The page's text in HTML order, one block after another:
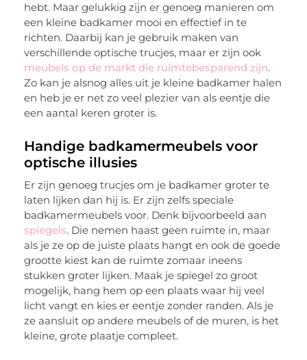
hebt. Maar gelukkig zijn er genoeg manieren om
een kleine badkamer mooi en effectief in te
richten. Daarbij kan je gebruik maken van
verschillende optische trucjes, maar er zijn ook
meubels op de markt die ruimtebesparend zijn.
Zo kan je alsnog alles uit je kleine badkamer halen
en heb je er net zo veel plezier van als eentje die
een aantal keren groter is.
Handige badkamermeubels voor
optische illusies
Er zijn genoeg trucjes om je badkamer groter te
laten lijken dan hij is. Er zijn zelfs speciale
badkamermeubels voor. Denk bijvoorbeeld aan
spiegels. Die nemen haast geen ruimte in, maar
als je ze op de juiste plaats hangt en ook de goede
grootte kiest kan de ruimte zomaar ineens
stukken groter lijken. Maak je spiegel zo groot
mogelijk, hang hem op een plaats waar hij veel
licht vangt en kies er eentje zonder randen. Als je
ze aansluit op andere meubels of de muren, is het
kleine, grote plaatje compleet.